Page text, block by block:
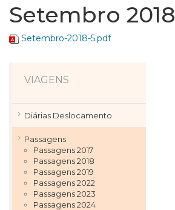
Setembro 2018
Setembro-2018-5.pdf
VIAGENS
Diárias Deslocamento
Passagens
Passagens 2017
Passagens 2018
Passagens 2019
Passagens 2022
Passagens 2023
Passagens 2024